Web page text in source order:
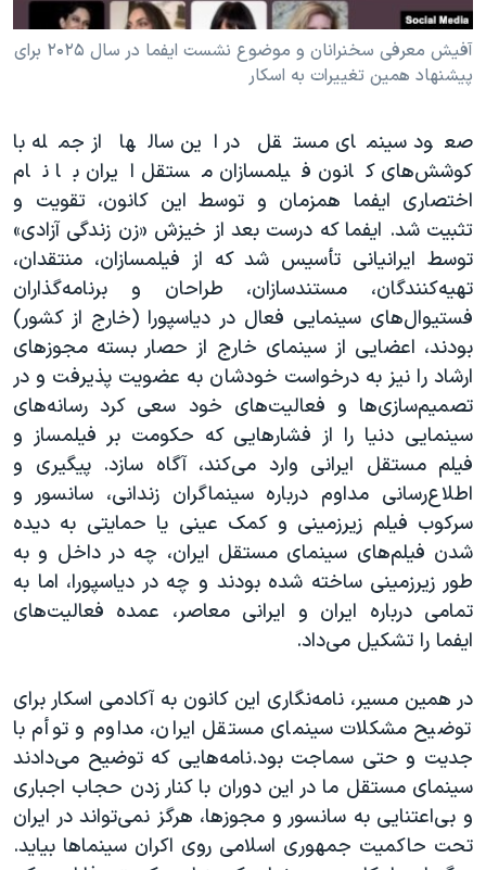
آفیش معرفی سخنرانان و موضوع نشست ایفما در سال ۲۰۲۵ برای
پیشنهاد همین تغییرات به اسکار
صعود سینمای مستقل در این سالها از جمله با
کوشش‌های کانون فیلمسازان مستقل ایران با نام
اختصاری ایفما همزمان و توسط این کانون، تقویت و
تثبیت شد. ایفما که درست بعد از خیزش «زن زندگی آزادی»
توسط ایرانیانی تأسیس شد که از فیلمسازان، منتقدان،
تهیه‌کنندگان، مستندسازان، طراحان و برنامه‌گذاران
فستیوال‌های سینمایی فعال در دیاسپورا (خارج از کشور)
بودند، اعضایی از سینمای خارج از حصار بسته مجوزهای
ارشاد را نیز به درخواست خودشان به عضویت پذیرفت و در
تصمیم‌سازی‌ها و فعالیت‌های خود سعی کرد رسانه‌های
سینمایی دنیا را از فشارهایی که حکومت بر فیلمساز و
فیلم مستقل ایرانی وارد می‌کند، آگاه سازد. پیگیری و
اطلاع‌رسانی مداوم درباره سینماگران زندانی، سانسور و
سرکوب فیلم زیرزمینی و کمک عینی یا حمایتی به دیده
شدن فیلم‌های سینمای مستقل ایران، چه در داخل و به
طور زیرزمینی ساخته شده بودند و چه در دیاسپورا، اما به
تمامی درباره ایران و ایرانی معاصر، عمده فعالیت‌های
ایفما را تشکیل می‌داد.
در همین مسیر، نامه‌نگاری این کانون به آکادمی اسکار برای
توضیح مشکلات سینمای مستقل ایران، مداوم و توأم با
جدیت و حتی سماجت بود.نامه‌هایی که توضیح می‌دادند
سینمای مستقل ما در این دوران با کنار زدن حجاب اجباری
و بی‌اعتنایی به سانسور و مجوزها، هرگز نمی‌تواند در ایران
تحت حاکمیت جمهوری اسلامی روی اکران سینماها بیاید.